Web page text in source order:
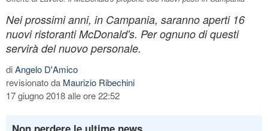
Nei prossimi anni, in Campania, saranno aperti 16
nuovi ristoranti McDonald's. Per ognuno di questi
servirà del nuovo personale.
diAngelo D'Amico
revisionato da Maurizio Ribechini
17 giugno 2018 alle ore 22:52